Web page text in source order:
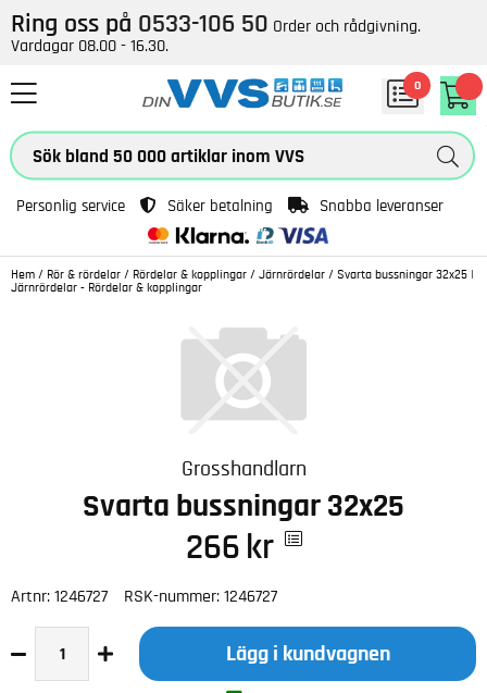
Ring oss på 0533-106 50 Order och rådgivning.
Vardagar 08.00 - 16.30.
0
Personlig service Säker betalning Snabba leveranser
Hem / Rör & rördelar / Rördelar & kopplingar / Järnrördelar / Svarta bussningar 32x25 |
Järnrördelar - Rördelar & kopplingar
Grosshandlarn
Svarta bussningar 32x25
266 kr
Artnr: 1246727 RSK-nummer: 1246727
Lägg i kundvagnen